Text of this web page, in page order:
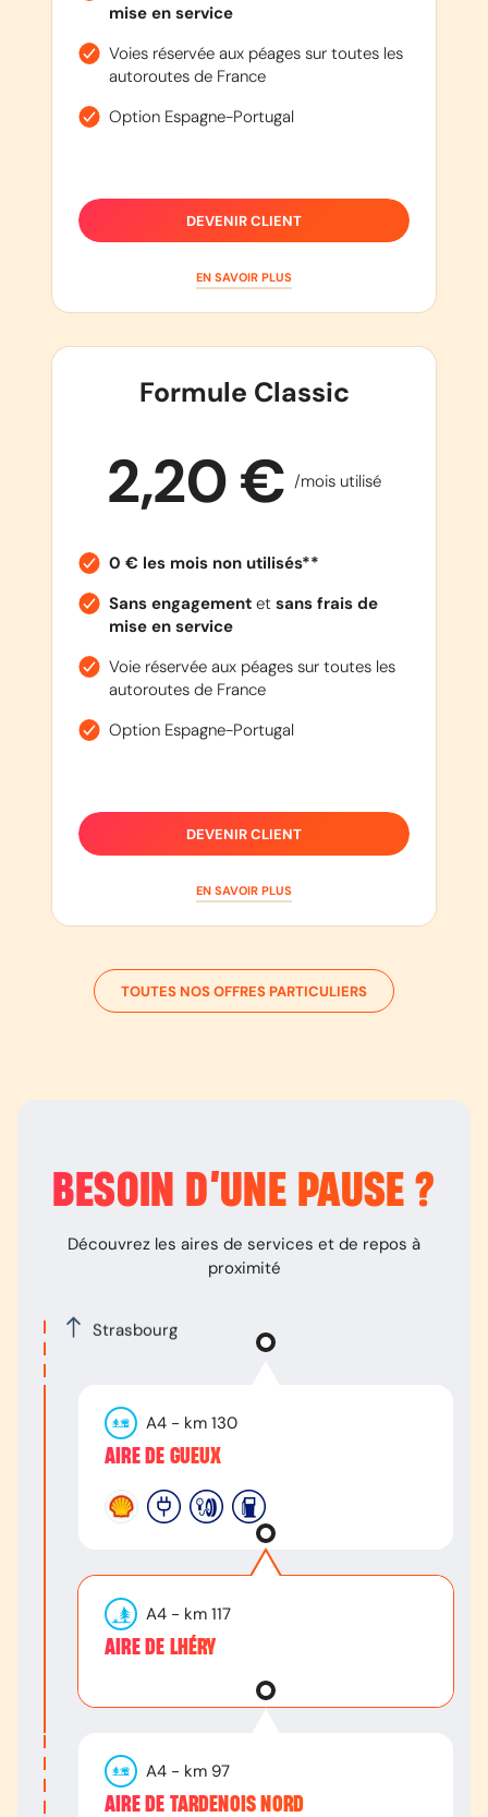
mise en service
Voies réservée aux péages sur toutes les
autoroutes de France
Option Espagne-Portugal
DEVENIR CLIENT
EN SAVOIR PLUS
Formule Classic
2,20 € /mois utilisé
0 € les mois non utilisés**
Sans engagementet sans frais de
mise en service
Voie réservée aux péages sur toutes les
autoroutes de France
Option Espagne-Portugal
DEVENIR CLIENT
EN SAVOIR PLUS
TOUTES NOS OFFRES PARTICULIERS
BESOIN D’UNE PAUSE ?
Découvrez les aires de services et de repos à
proximité
Strasbourg
A4 - km 130
AIRE DE GUEUX
A4 - km 117
AIRE DE LHÉRY
A4 - km 97
AIRE DE TARDENOIS NORD